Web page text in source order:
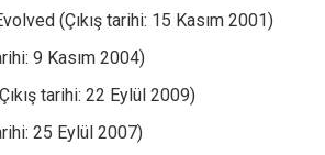
(Çıkış tarihi: 15 Kasım 2001)
9 Kasım 2004)
tarihi: 22 Eylül 2009)
25 Eylül 2007)